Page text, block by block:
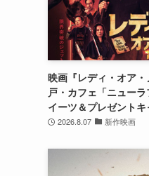
映画『レディ・オア
戸・カフェ「ニュー
イーツ＆プレゼント
2026.8.07 新作映画